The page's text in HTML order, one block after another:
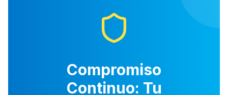
Compromiso
Continuo: Tu